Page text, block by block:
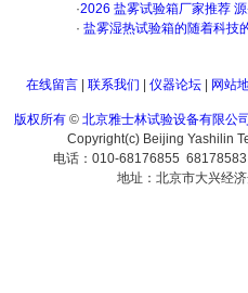
·2026 盐雾试验箱厂家推荐
· 盐雾湿热试验箱的随着科技
在线留言| 联系我们 仪器论坛| 网站
版权所有 © 北京雅士林试验设备有限公
Copyright(c) Beijing Yashilin
电话：010-68176855
地址：北京市大兴经